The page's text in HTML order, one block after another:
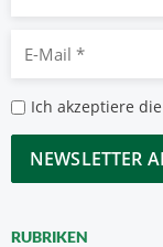
Mail
*
*
Ich akzeptiere die
CAPTCHA
RUBRIKEN